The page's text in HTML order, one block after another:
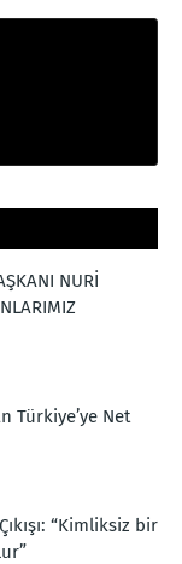
NURİ
Türkiye’ye Net
“Kimliksiz bir